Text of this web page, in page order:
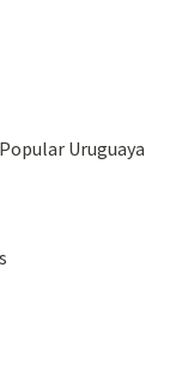
Uruguaya